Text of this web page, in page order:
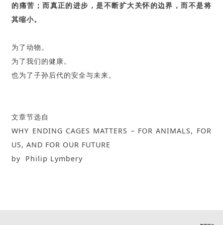
的痛苦；而真正的进步，是不断扩大关怀的边界，而不是将
其缩小。
为了动物。
为了我们的健康。
也为了子孙后代的安全与未来。
文章节选自
WHY ENDING CAGES MATTERS – FOR ANIMALS, FOR
US, AND FOR OUR FUTURE
by Philip Lymbery